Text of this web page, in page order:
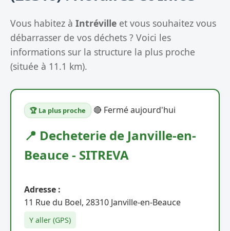
Vous habitez à Intréville et vous souhaitez vous
débarrasser de vos déchets ? Voici les
informations sur la structure la plus proche
(située à 11.1 km).
🏆 La plus proche 🔴 Fermé aujourd'hui
📍 Decheterie de Janville-en-
Beauce - SITREVA
Adresse :
11 Rue du Boel, 28310 Janville-en-Beauce
Y aller (GPS)